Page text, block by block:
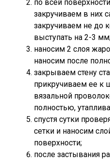
по всей
закручиваем в них
закручиваем не до
выступать на 2-3
наносим 2 слоя
наносим после
закрываем стену
прикручиваем ее к
вязальной
полностью,
спустя сутки
сетки и наносим
поверхности;
после застывания